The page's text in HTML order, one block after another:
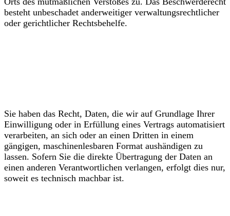
besteht unbeschadet anderweitiger verwaltungsrechtlicher
oder gerichtlicher Rechtsbehelfe.
Sie haben das Recht, Daten, die wir auf Grundlage Ihrer
Einwilligung oder in Erfüllung eines Vertrags automatisiert
verarbeiten, an sich oder an einen Dritten in einem
gängigen, maschinenlesbaren Format aushändigen zu
lassen. Sofern Sie die direkte Übertragung der Daten an
einen anderen Verantwortlichen verlangen, erfolgt dies nur,
soweit es technisch machbar ist.